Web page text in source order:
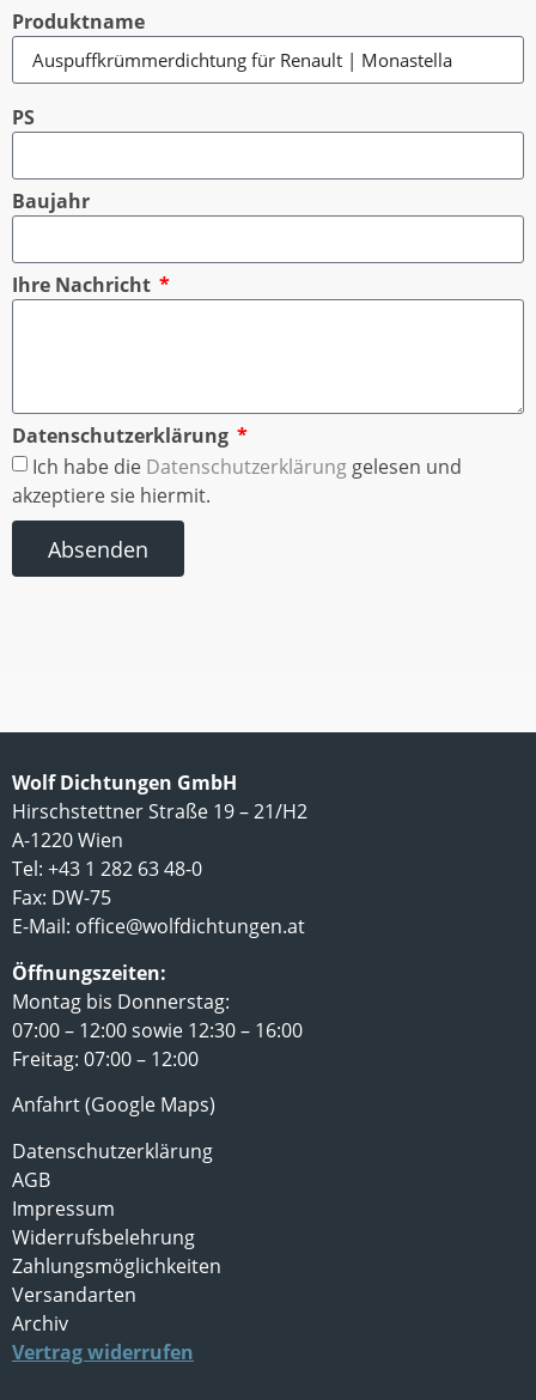
Produktname
PS
Baujahr
Ihre Nachricht
Datenschutzerklärung
Ich habe die Datenschutzerklärung gelesen und
akzeptiere sie hiermit.
Absenden
Wolf Dichtungen GmbH
Hirschstettner Straße 19 – 21/H2
A-1220 Wien
Tel: +43 1 282 63 48-0
Fax: DW-75
E-Mail: office@wolfdichtungen.at
Öffnungszeiten:
Montag bis Donnerstag:
07:00 – 12:00 sowie 12:30 – 16:00
Freitag: 07:00 – 12:00
Anfahrt (Google Maps)
Datenschutzerklärung
AGB
Impressum
Widerrufsbelehrung
Zahlungsmöglichkeiten
Versandarten
Archiv
Vertrag widerrufen